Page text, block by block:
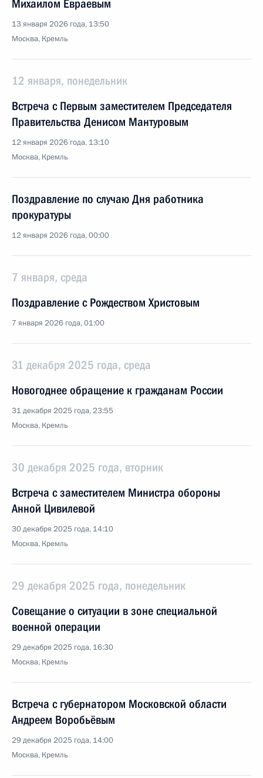
Михаилом Евраевым
13 января 2026 года, 13:50
Москва, Кремль
12 января, понедельник
Встреча с Первым заместителем Председателя
Правительства Денисом Мантуровым
12 января 2026 года, 13:10
Москва, Кремль
Поздравление по случаю Дня работника
прокуратуры
12 января 2026 года, 00:00
7 января, среда
Поздравление с Рождеством Христовым
7 января 2026 года, 01:00
31 декабря 2025 года, среда
Новогоднее обращение к гражданам России
31 декабря 2025 года, 23:55
Москва, Кремль
30 декабря 2025 года, вторник
Встреча с заместителем Министра обороны
Анной Цивилевой
30 декабря 2025 года, 14:10
Москва, Кремль
29 декабря 2025 года, понедельник
Совещание о ситуации в зоне специальной
военной операции
29 декабря 2025 года, 16:30
Москва, Кремль
Встреча с губернатором Московской области
Андреем Воробьёвым
29 декабря 2025 года, 14:00
Москва, Кремль